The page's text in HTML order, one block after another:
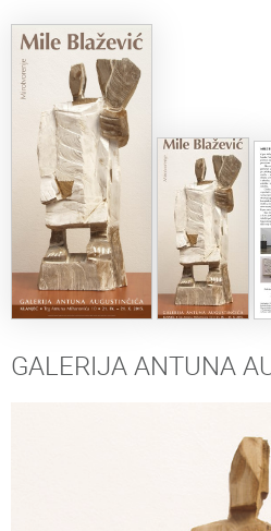
GALERIJA ANTUNA